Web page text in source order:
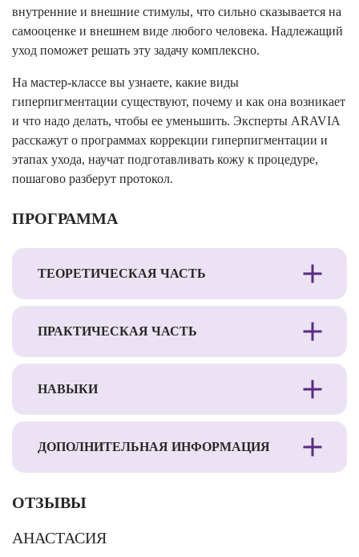
внутренние и внешние стимулы, что сильно сказывается на
самооценке и внешнем виде любого человека. Надлежащий
уход поможет решать эту задачу комплексно.
На мастер-классе вы узнаете, какие виды
гиперпигментации существуют, почему и как она возникает
и что надо делать, чтобы ее уменьшить. Эксперты ARAVIA
расскажут о программах коррекции гиперпигментации и
этапах ухода, научат подготавливать кожу к процедуре,
пошагово разберут протокол.
ПРОГРАММА
ТЕОРЕТИЧЕСКАЯ ЧАСТЬ
ПРАКТИЧЕСКАЯ ЧАСТЬ
НАВЫКИ
ДОПОЛНИТЕЛЬНАЯ ИНФОРМАЦИЯ
ОТЗЫВЫ
АНАСТАСИЯ